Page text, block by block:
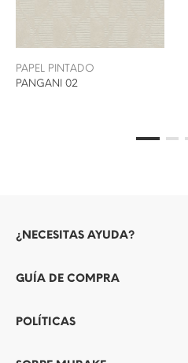
PAPEL PINTADO
PANGANI 02
¿NECESITAS AYUDA?
GUÍA DE COMPRA
POLÍTICAS